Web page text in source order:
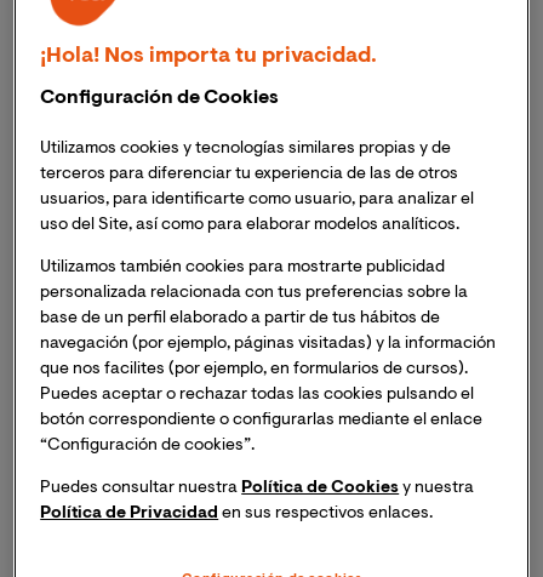
También habrá dos simposios de expertos y dos
Líneas Temáticas
Terapia de aceptación y compromiso
Terapia dialéctica-conductual
Terapia basada en mindfulness
Terapia asistida por realidad virtual
Terapia asistida por tele-psicología
Uso de las tecnologías de la información y
Desensibilización y reproceso por el movimiento de
¡Hola! Nos importa tu privacidad.
Configuración de Cookies
Utilizamos cookies y tecnologías similares propias y de
terceros para diferenciar tu experiencia de las de otros
usuarios, para identificarte como usuario, para analizar el
uso del Site, así como para elaborar modelos analíticos.
Utilizamos también cookies para mostrarte publicidad
personalizada relacionada con tus preferencias sobre la
base de un perfil elaborado a partir de tus hábitos de
navegación (por ejemplo, páginas visitadas) y la información
que nos facilites (por ejemplo, en formularios de cursos).
Puedes aceptar o rechazar todas las cookies pulsando el
botón correspondiente o configurarlas mediante el enlace
“Configuración de cookies”.
Puedes consultar nuestra Política de Cookies y nuestra
Política de Privacidad en sus respectivos enlaces.